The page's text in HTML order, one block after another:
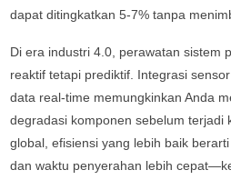
dapat ditingkatkan 5-7% tanpa
Di era industri 4.0, perawatan sistem
reaktif tetapi prediktif. Integrasi
data real-time memungkinkan Anda
degradasi komponen sebelum terjadi
global, efisiensi yang lebih baik
dan waktu penyerahan lebih